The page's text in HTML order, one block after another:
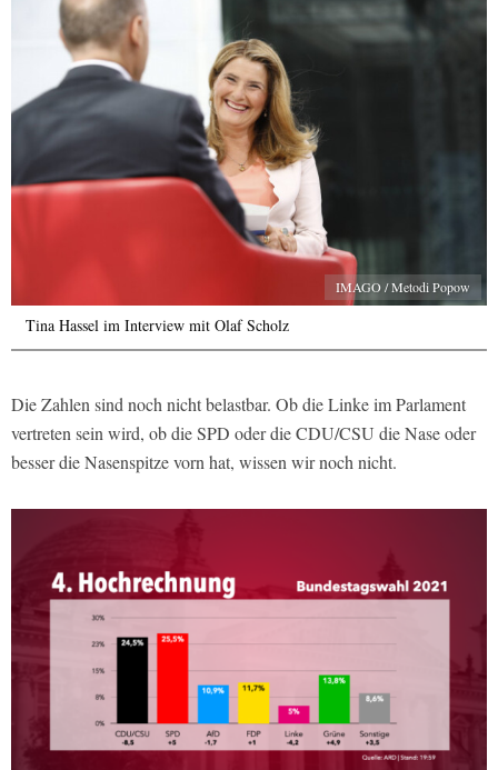
IMAGO / Metodi Popow
Tina Hassel im Interview mit Olaf Scholz
Die Zahlen sind noch nicht belastbar. Ob die Linke im Parlament
vertreten sein wird, ob die SPD oder die CDU/CSU die Nase oder
besser die Nasenspitze vorn hat, wissen wir noch nicht.